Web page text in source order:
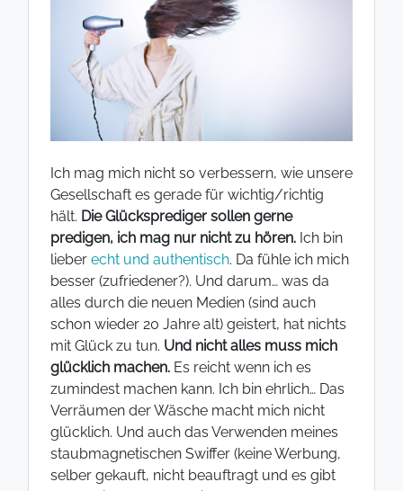
Ich mag mich nicht so verbessern, wie unsere
Gesellschaft es gerade für wichtig/richtig
hält. Die Glücksprediger sollen gerne
predigen, ich mag nur nicht zu hören. Ich bin
lieber echt und authentisch. Da fühle ich mich
besser (zufriedener?). Und darum… was da
alles durch die neuen Medien (sind auch
schon wieder 20 Jahre alt) geistert, hat nichts
mit Glück zu tun. Und nicht alles muss mich
glücklich machen. Es reicht wenn ich es
zumindest machen kann. Ich bin ehrlich… Das
Verräumen der Wäsche macht mich nicht
glücklich. Und auch das Verwenden meines
staubmagnetischen Swiffer (keine Werbung,
selber gekauft, nicht beauftragt und es gibt